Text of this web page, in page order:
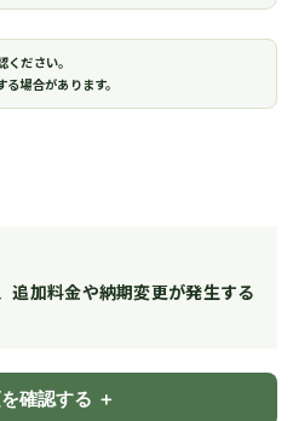
ださい。
場合があります。
追加料金や納期変更が発生する
確認する